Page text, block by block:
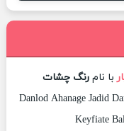
با نامرنگ چشات
Danlod Ahanage Jadid
Keyfiate